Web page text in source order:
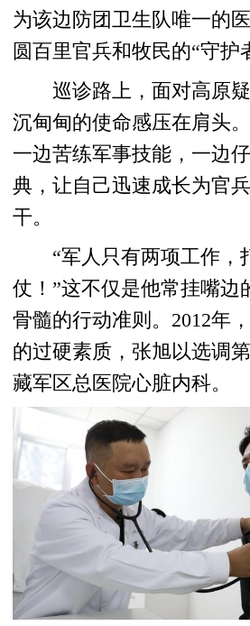
为该边防团卫生队唯一的
圆百里官兵和牧民的“守护
巡诊路上，面对高原疑
沉甸甸的使命感压在肩头
一边苦练军事技能，一边
典，让自己迅速成长为官
干。
“军人只有两项工作，
仗！”这不仅是他常挂嘴边
骨髓的行动准则。2012年
的过硬素质，张旭以选调
藏军区总医院心脏内科。